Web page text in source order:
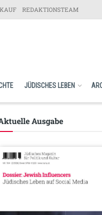
REDAKTIONSTEAM
JÜDISCHES LEBEN
Ausgabe​